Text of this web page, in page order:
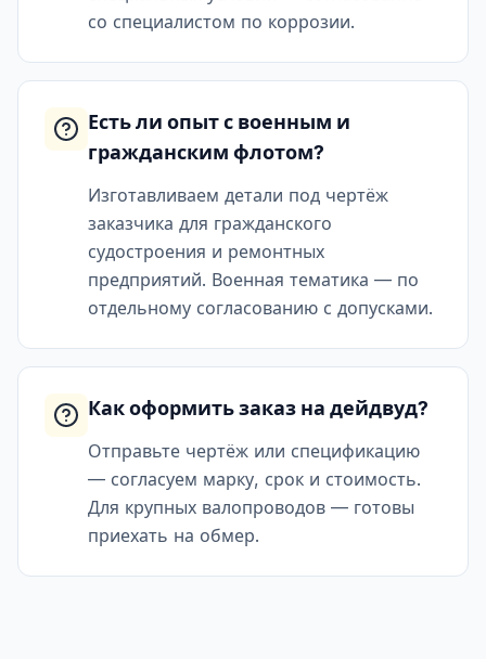
со специалистом по коррозии.
Есть ли опыт с военным и
гражданским флотом?
Изготавливаем детали под чертёж
заказчика для гражданского
судостроения и ремонтных
предприятий. Военная тематика — по
отдельному согласованию с допусками.
Как оформить заказ на дейдвуд?
Отправьте чертёж или спецификацию
— согласуем марку, срок и стоимость.
Для крупных валопроводов — готовы
приехать на обмер.